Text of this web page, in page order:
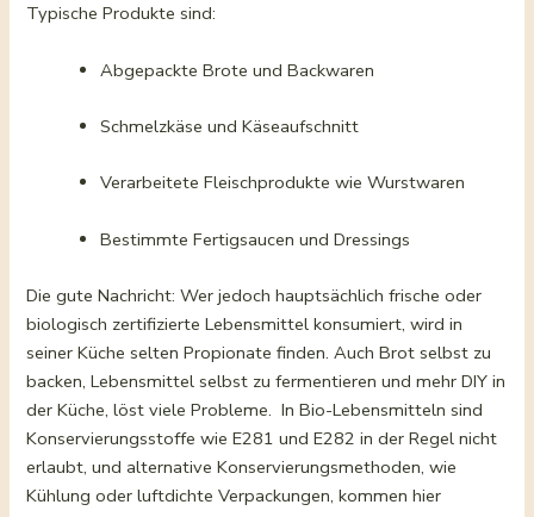
Typische Produkte sind:
Abgepackte Brote und Backwaren
Schmelzkäse und Käseaufschnitt
Verarbeitete Fleischprodukte wie Wurstwaren
Bestimmte Fertigsaucen und Dressings
Die gute Nachricht: Wer jedoch hauptsächlich frische oder
biologisch zertifizierte Lebensmittel konsumiert, wird in
seiner Küche selten Propionate finden. Auch Brot selbst zu
backen, Lebensmittel selbst zu fermentieren und mehr DIY in
der Küche, löst viele Probleme. In Bio-Lebensmitteln sind
Konservierungsstoffe wie E281 und E282 in der Regel nicht
erlaubt, und alternative Konservierungsmethoden, wie
Kühlung oder luftdichte Verpackungen, kommen hier